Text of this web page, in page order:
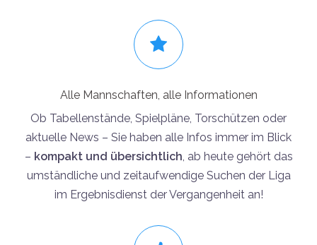
Alle Mannschaften, alle Informationen
Ob Tabellenstände, Spielpläne, Torschützen oder
aktuelle News – Sie haben alle Infos immer im Blick
– kompakt und übersichtlich , ab heute gehört das
umständliche und zeitaufwendige Suchen der Liga
im Ergebnisdienst der Vergangenheit an!